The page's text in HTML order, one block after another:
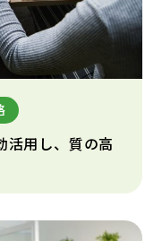
活用し、質の高